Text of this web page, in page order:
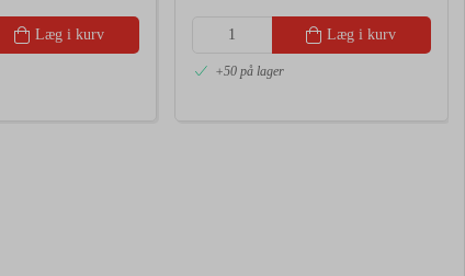
Læg i kurv Læg i kurv
+50 på lager